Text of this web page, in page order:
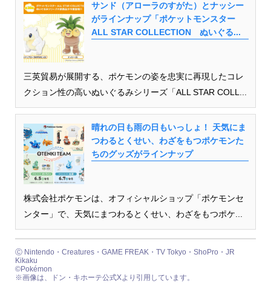
サンド（アローラのすがた）とナッシー
がラインナップ「ポケットモンスター
ALL STAR COLLECTION ぬいぐる...
三英貿易が展開する、ポケモンの姿を忠実に再現したコレ
クション性の高いぬいぐるみシリーズ「ALL STAR COLL...
晴れの日も雨の日もいっしょ！ 天気にま
つわるとくせい、わざをもつポケモンた
ちのグッズがラインナップ
株式会社ポケモンは、オフィシャルショップ「ポケモンセ
ンター」で、天気にまつわるとくせい、わざをもつポケ...
Ⓒ Nintendo・Creatures・GAME FREAK・TV Tokyo・ShoPro・JR
Kikaku
©Pokémon
※画像は、ドン・キホーテ公式Xより引用しています。